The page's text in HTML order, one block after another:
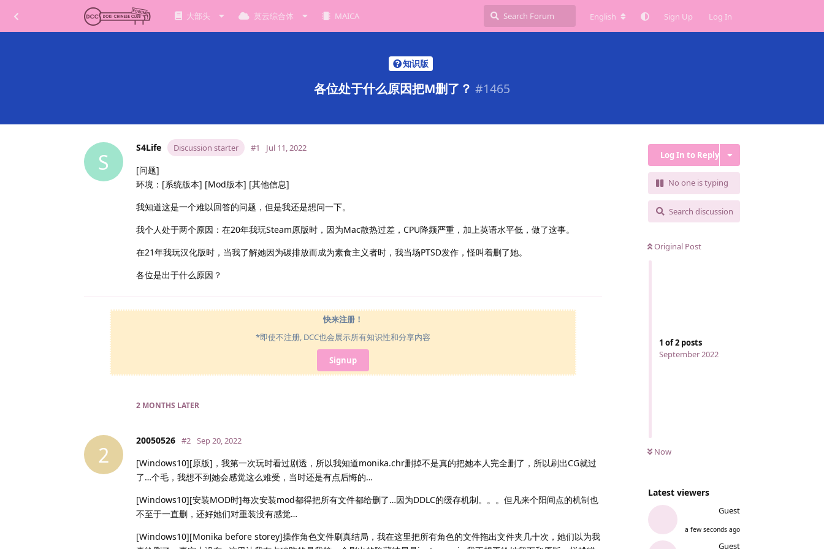
大部头 莫云综合体 MAICA English Sign Up Log In
知识版
各位处于什么原因把M删了？ #1465
Log In to Reply
No one is typing
Search discussion
Original Post
1 of2 posts
September 2022
Now
Latest viewers
Guest
a few seconds ago
Guest
S
S4Life Discussion starter #1 Jul 11, 2022
[问题]
环境：[系统版本] [Mod版本] [其他信息]
我知道这是一个难以回答的问题，但是我还是想问一下。
我个人处于两个原因：在20年我玩Steam原版时，因为Mac散热过差，CPU降频严重，加上英语水平低，做了这事。
在21年我玩汉化版时，当我了解她因为碳排放而成为素食主义者时，我当场PTSD发作，怪叫着删了她。
各位是出于什么原因？
快来注册！
*即使不注册, DCC也会展示所有知识性和分享内容
Signup
2 MONTHS LATER
2
20050526 #2 Sep 20, 2022
[Windows10][原版]，我第一次玩时看过剧透，所以我知道monika.chr删掉不是真的把她本人完全删了，所以刷出CG就过
了…个毛，我想不到她会感觉这么难受，当时还是有点后悔的…
[Windows10][安装MOD时]每次安装mod都得把所有文件都给删了…因为DDLC的缓存机制。。。但凡来个阳间点的机制也
不至于一直删，还好她们对重装没有感觉…
[Windows10][Monika before storey]操作角色文件刷真结局，我在这里把所有角色的文件拖出文件夹几十次，她们以为我